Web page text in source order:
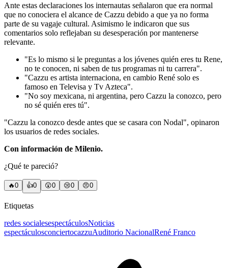
Ante estas declaraciones los internautas señalaron que era normal
que no conociera el alcance de Cazzu debido a que ya no forma
parte de su vagaje cultural. Asimismo le indicaron que sus
comentarios solo reflejaban su desesperación por mantenerse
relevante.
"Es lo mismo si le preguntas a los jóvenes quién eres tu Rene,
no te conocen, ni saben de tus programas ni tu carrera".
"Cazzu es artista internaciona, en cambio René solo es
famoso en Televisa y Tv Azteca".
"No soy mexicana, ni argentina, pero Cazzu la conozco, pero
no sé quién eres tú".
"Cazzu la conozco desde antes que se casara con Nodal", opinaron
los usuarios de redes sociales.
Con información de Milenio.
¿Qué te pareció?
🔥0 👍0 😲0 😢0 😠0
Etiquetas
redes socialesespectáculosNoticias
espectáculosconciertocazzuAuditorio NacionalRené Franco